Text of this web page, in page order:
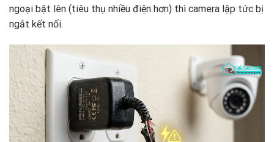
ngoại bật lên (tiêu thụ nhiều điện hơn) thì camera lập tức bị
ngắt kết nối.